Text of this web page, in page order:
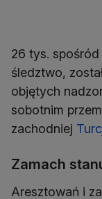
26 tys.
śledztwo,
objętych
sobotnim
zachodniej
Zamach
Aresztowań i